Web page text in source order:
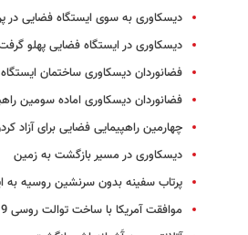
دیسکاوری به سوی ایستگاه فضایی در
دیسکاوری در ایستگاه فضایی پهلو
فضانوردان دیسکاوری ساختمان
فضانوردان دیسکاوری اماده سومین
چهارمین راهپیمایی فضایی برای
دیسکاوری در مسیر بازگشت به زمین
پرتاب سفینه بدون سرنشین روسیه به
موافقت آمریکا با ساخت توالت روسی 19 میلیون‌دلاری برای ایستگاه فضایی